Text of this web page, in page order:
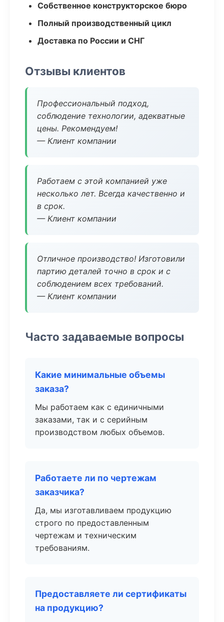
Собственное конструкторское бюро
Полный производственный цикл
Доставка по России и СНГ
Отзывы клиентов
Профессиональный подход,
соблюдение технологии, адекватные
цены. Рекомендуем!
— Клиент компании
Работаем с этой компанией уже
несколько лет. Всегда качественно и
в срок.
— Клиент компании
Отличное производство! Изготовили
партию деталей точно в срок и с
соблюдением всех требований.
— Клиент компании
Часто задаваемые вопросы
Какие минимальные объемы
заказа?
Мы работаем как с единичными
заказами, так и с серийным
производством любых объемов.
Работаете ли по чертежам
заказчика?
Да, мы изготавливаем продукцию
строго по предоставленным
чертежам и техническим
требованиям.
Предоставляете ли сертификаты
на продукцию?